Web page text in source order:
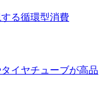
る循環型消費
イヤチューブが高品